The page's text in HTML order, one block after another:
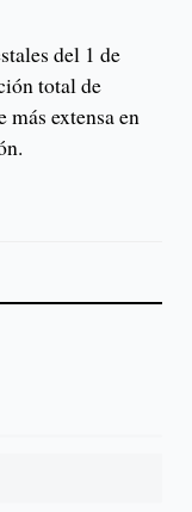
del 1 de
total de
más extensa en